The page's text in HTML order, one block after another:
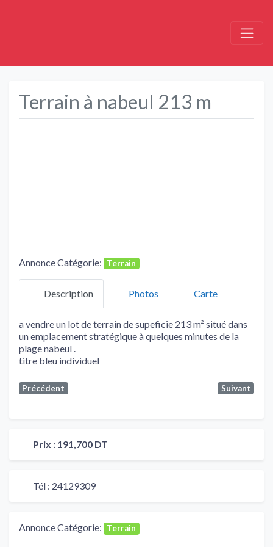
Terrain à nabeul 213 m
Annonce Catégorie: Terrain
Description Photos Carte
a vendre un lot de terrain de supeficie 213 m² situé dans
un emplacement stratégique à quelques minutes de la
plage nabeul .
titre bleu individuel
Précédent Suivant
Prix : 191,700 DT
Tél : 24129309
Annonce Catégorie: Terrain